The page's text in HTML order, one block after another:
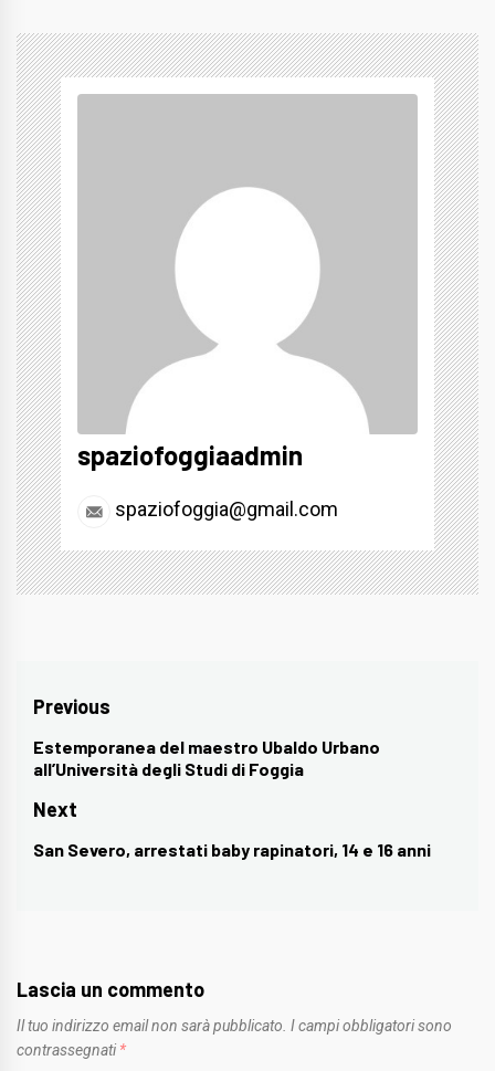
spaziofoggiaadmin
spaziofoggia@gmail.com
Navigazione
articoli
Previous
Previous
post:
Estemporanea del maestro Ubaldo Urbano
all’Università degli Studi di Foggia
Next
Next
San Severo, arrestati baby rapinatori, 14 e 16 anni
Lascia un commento
Il tuo indirizzo email non sarà pubblicato. I campi obbligatori sono
contrassegnati *